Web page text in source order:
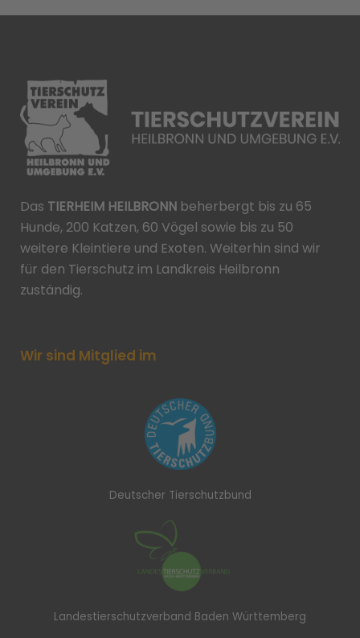
Das TIERHEIM HEILBRONN beherbergt bis zu 65
Hunde, 200 Katzen, 60 Vögel sowie bis zu 50
weitere Kleintiere und Exoten. Weiterhin sind wir
für den Tierschutz im Landkreis Heilbronn
zuständig.
Wir sind Mitglied im
Deutscher Tierschutzbund
Landestierschutzverband Baden Württemberg